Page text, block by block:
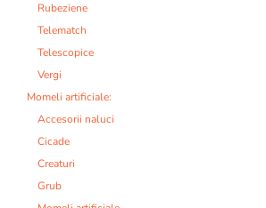
Rubeziene
Telematch
Telescopice
Vergi
Momeli artificiale:
Accesorii naluci
Cicade
Creaturi
Grub